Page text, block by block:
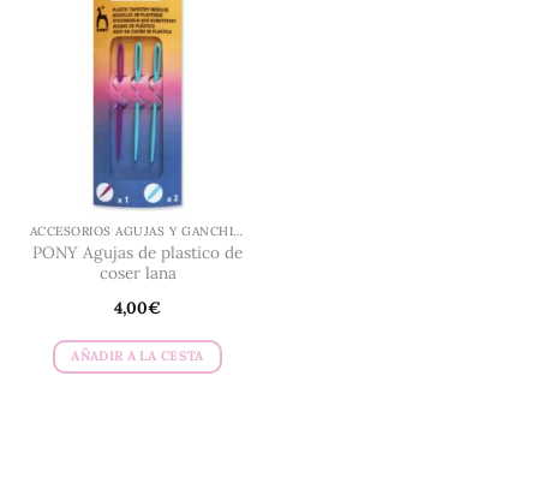
múltiples
variantes.
Las
opciones
se
pueden
elegir
en
la
página
de
ACCESORIOS AGUJAS Y GANCHILLO
PONY Agujas de plastico de
coser lana
4,00€
AÑADIR A LA CESTA